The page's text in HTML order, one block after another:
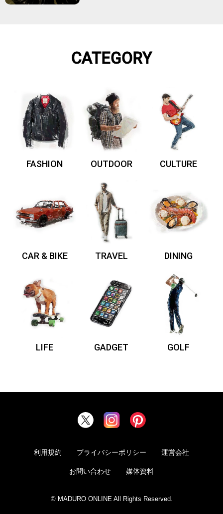
CATEGORY
FASHION OUTDOOR CULTURE
CAR & BIKE TRAVEL DINING
LIFE GADGET GOLF
利用規約 プライバシーポリシー 運営会社
お問い合わせ 媒体資料
© MADURO ONLINE All Rights Reserved.